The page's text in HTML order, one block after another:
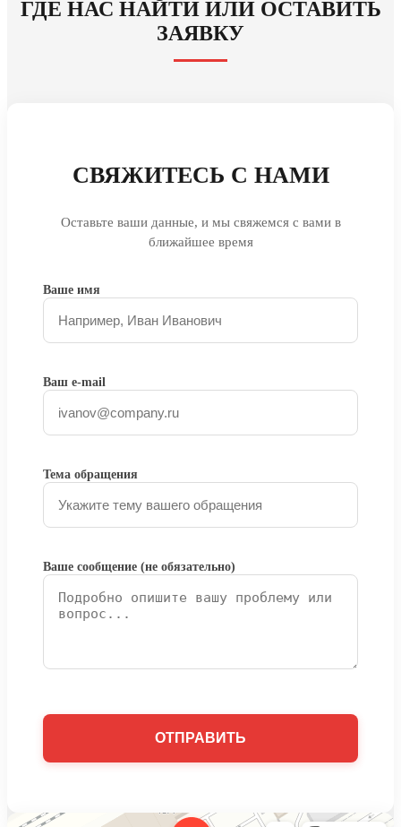
ГДЕ НАС НАЙТИ ИЛИ ОСТАВИТЬ
ЗАЯВКУ
СВЯЖИТЕСЬ С НАМИ
Оставьте ваши данные, и мы свяжемся с вами в
ближайшее время
Ваше имя
Ваш e-mail
Тема обращения
Ваше сообщение (не обязательно)